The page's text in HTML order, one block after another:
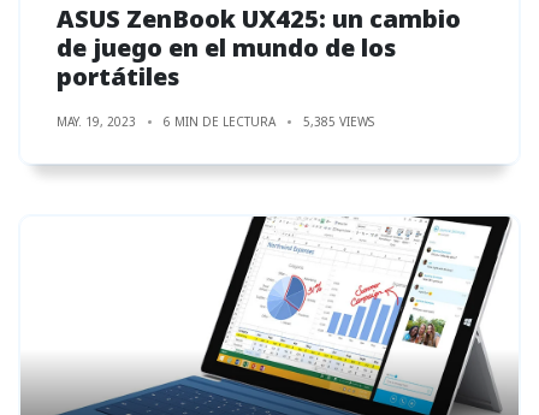
ASUS ZenBook UX425: un cambio
de juego en el mundo de los
portátiles
MAY. 19, 2023 6 MIN DE LECTURA 5,385 VIEWS